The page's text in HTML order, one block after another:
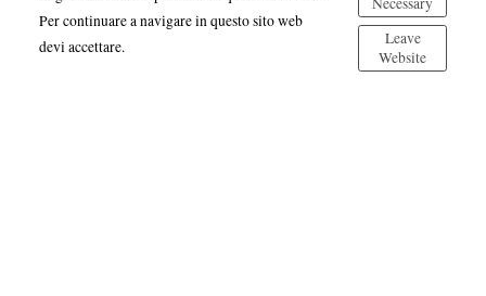
Per continuare a navigare in questo sito web
devi accettare.
Leave
Website